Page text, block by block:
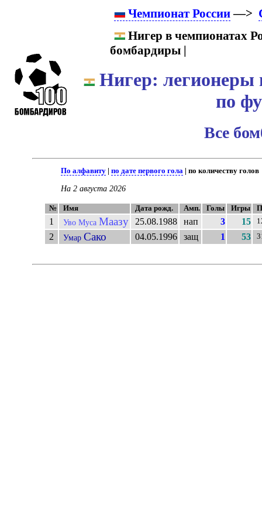
Чемпионат России—>
Нигер в чемпионатах
бомбардиры |
Нигер: легионеры
по
Все
По алфавиту |по дате первого гола | по количеству голов
На 2 августа 2026
№ Имя Дата рожд. Амп. Голы Игры
1 Уво Муса Маазу 25.08.1988 нап 3 15
2 УмарСако 04.05.1996 защ 1 53